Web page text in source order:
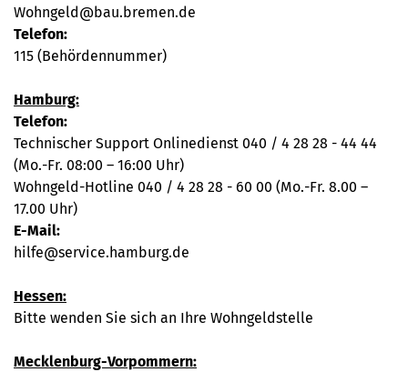
Wohngeld@bau.bremen.de
Telefon:
115 (Behördennummer)
Hamburg:
Telefon:
Technischer Support Onlinedienst 040 / 4 28 28 - 44 44
(Mo.-Fr. 08:00 – 16:00 Uhr)
Wohngeld-Hotline 040 / 4 28 28 - 60 00 (Mo.-Fr. 8.00 –
17.00 Uhr)
E-Mail:
hilfe@service.hamburg.de
Hessen:
Bitte wenden Sie sich an Ihre Wohngeldstelle
Mecklenburg-Vorpommern: